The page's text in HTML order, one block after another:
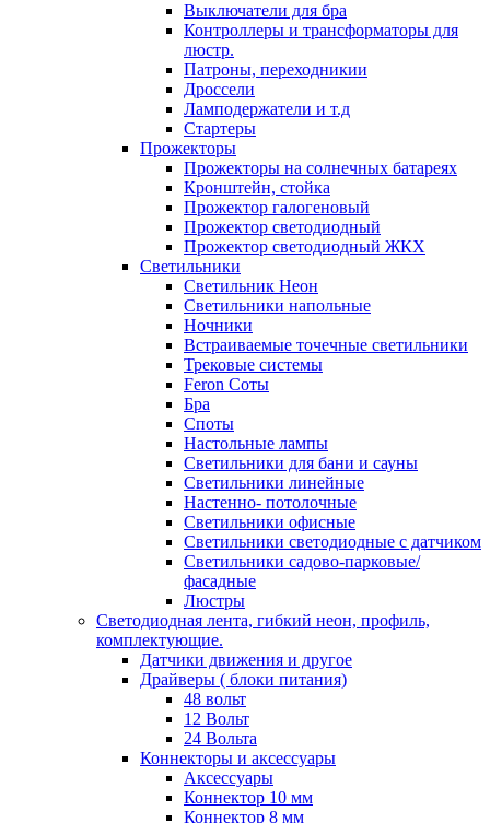
Выключатели для бра
Контроллеры и трансформаторы для
люстр.
Патроны, переходникии
Дроссели
Ламподержатели и т.д
Стартеры
Прожекторы
Прожекторы на солнечных батареях
Кронштейн, стойка
Прожектор галогеновый
Прожектор светодиодный
Прожектор светодиодный ЖКХ
Светильники
Светильник Неон
Светильники напольные
Ночники
Встраиваемые точечные светильники
Трековые системы
Feron Соты
Бра
Споты
Настольные лампы
Светильники для бани и сауны
Светильники линейные
Настенно- потолочные
Светильники офисные
Светильники светодиодные с датчиком
Светильники садово-парковые/
фасадные
Люстры
Светодиодная лента, гибкий неон, профиль,
комплектующие.
Датчики движения и другое
Драйверы ( блоки питания)
48 вольт
12 Вольт
24 Вольта
Коннекторы и аксессуары
Аксессуары
Коннектор 10 мм
Коннектор 8 мм